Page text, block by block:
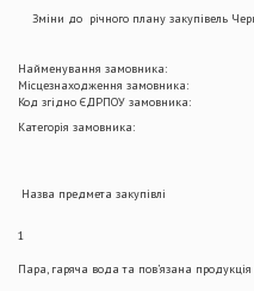
Зміни до річного плану закупівель
Найменування замовника:
Місцезнаходження замовника:
Код згідно ЄДРПОУ замовника:
Категорія замовника:
Назва предмета закупівлі
1
Пара, гаряча вода та пов’язана продукція